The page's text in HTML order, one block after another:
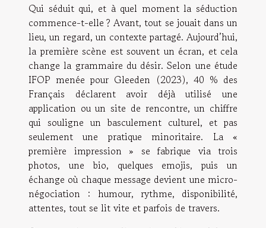
Qui séduit qui, et à quel moment la séduction
commence-t-elle ? Avant, tout se jouait dans un
lieu, un regard, un contexte partagé. Aujourd’hui,
la première scène est souvent un écran, et cela
change la grammaire du désir. Selon une étude
IFOP menée pour Gleeden (2023), 40 % des
Français déclarent avoir déjà utilisé une
application ou un site de rencontre, un chiffre
qui souligne un basculement culturel, et pas
seulement une pratique minoritaire. La «
première impression » se fabrique via trois
photos, une bio, quelques emojis, puis un
échange où chaque message devient une micro-
négociation : humour, rythme, disponibilité,
attentes, tout se lit vite et parfois de travers.